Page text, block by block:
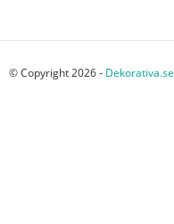
© Copyright 2026 - Dekorativa.se